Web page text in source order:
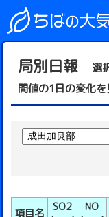
局別日報
選
間値の1日の変化を
項目名
SO2
NO